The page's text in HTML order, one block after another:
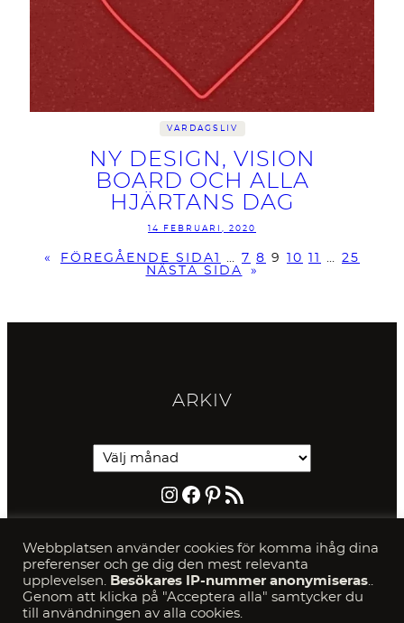
VARDAGSLIV
NY DESIGN, VISION
BOARD OCH ALLA
HJÄRTANS DAG
14 FEBRUARI, 2020
« FÖREGÅENDE SIDA … 7 8 9 10 … 25
NÄSTA SIDA
»
ARKIV
Instagram Facebook Pinterest RSS-flöde
SÖK
S
Webbplatsen använder cookies för komma ihåg dina
preferenser och ge dig den mest relevanta
upplevelsen. Besökares IP-nummer anonymiseras..
Genom att klicka på "Acceptera alla" samtycker du
till användningen av alla cookies.